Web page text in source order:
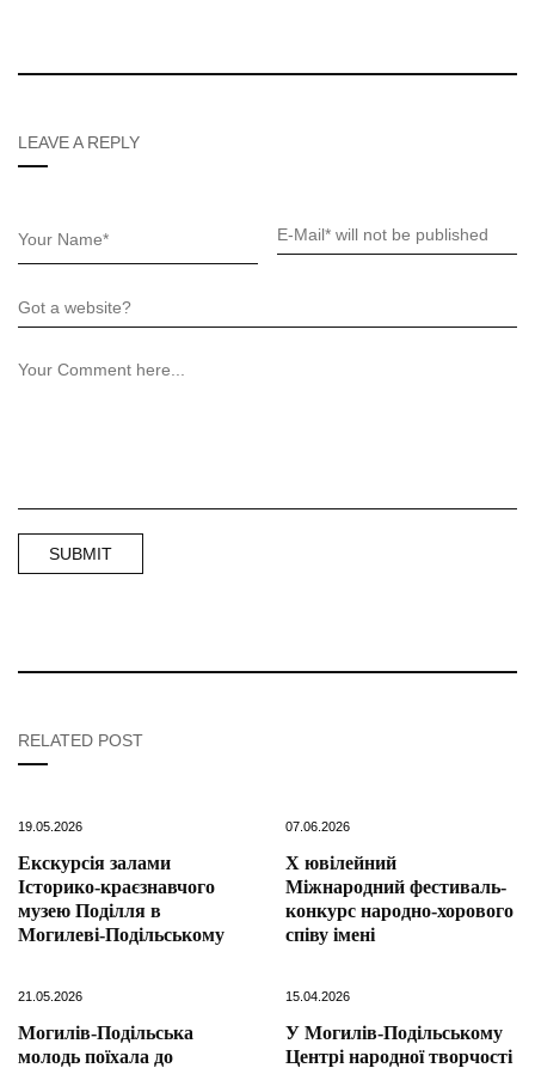
LEAVE A REPLY
RELATED POST
19.05.2026
Екскурсія залами
Історико-краєзнавчого
музею Поділля в
Могилеві-Подільському
07.06.2026
Х ювілейний
Міжнародний фестиваль-
конкурс народно-хорового
співу імені
21.05.2026
Могилів-Подільська
молодь поїхала до
15.04.2026
У Могилів-Подільському
Центрі народної творчості